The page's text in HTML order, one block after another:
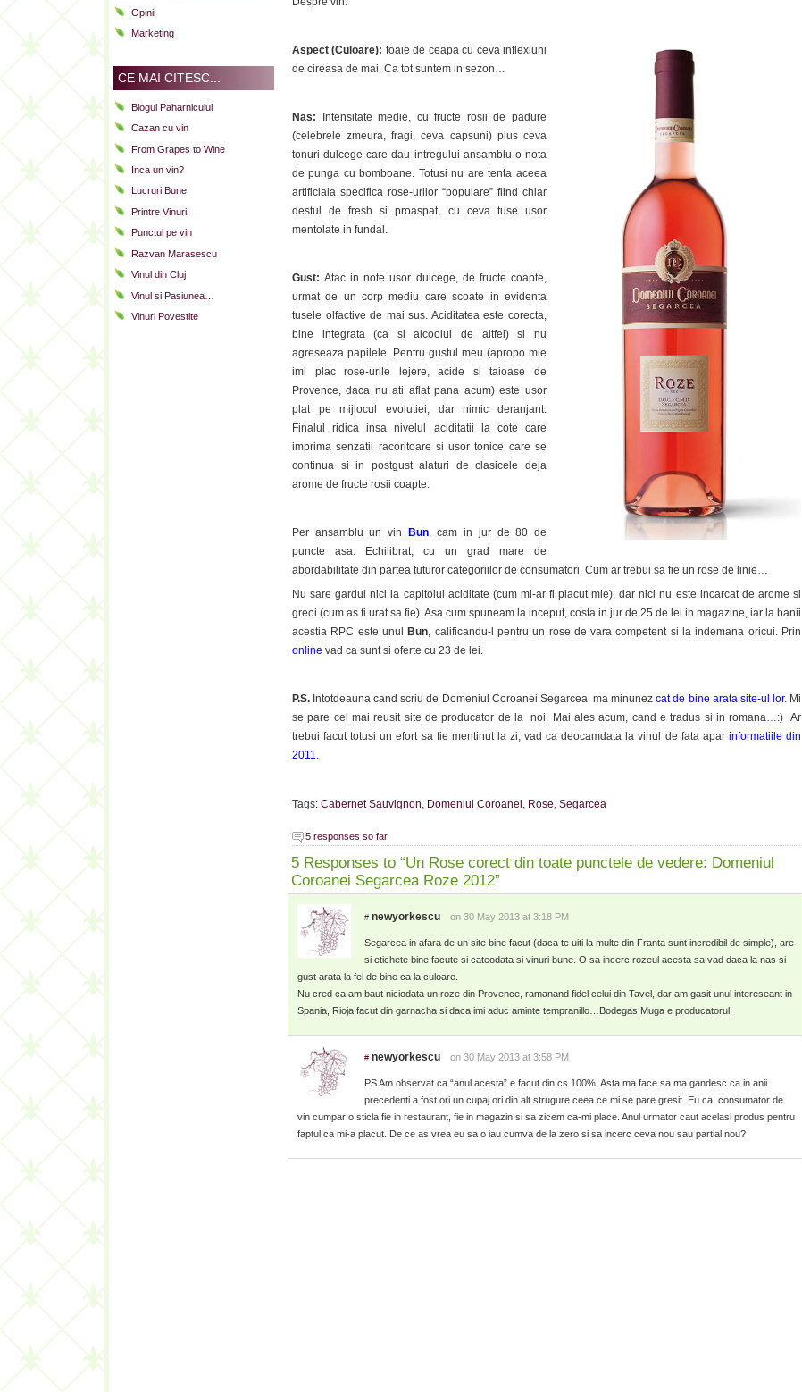
Opinii
Marketing
CE MAI CITESC...
Blogul Paharnicului
Cazan cu vin
From Grapes to Wine
Inca un vin?
Lucruri Bune
Printre Vinuri
Punctul pe vin
Razvan Marasescu
Vinul din Cluj
Vinul si Pasiunea…
Vinuri Povestite
Aspect (Culoare): foaie de ceapa cu ceva inflexiuni
de cireasa de mai. Ca tot suntem in sezon…
Nas:
Intensitate medie, cu fructe rosii de padure
(celebrele zmeura, fragi, ceva capsuni) plus ceva
tonuri dulcege care dau intregului ansamblu o nota
de punga cu bomboane. Totusi nu are tenta aceea
artificiala specifica rose-urilor “populare” fiind chiar
destul de fresh si proaspat, cu ceva tuse usor
mentolate in fundal.
Gust:Atac in note usor dulcege, de fructe coapte,
urmat de un corp mediu care scoate in evidenta
tusele olfactive de mai sus. Aciditatea este corecta,
bine integrata (ca si alcoolul de altfel) si nu
agreseaza papilele. Pentru gustul meu (apropo mie
imi plac rose-urile lejere, acide si taioase de
Provence, daca nu ati aflat pana acum) este usor
plat pe mijlocul evolutiei, dar nimic deranjant.
Finalul ridica insa nivelul aciditatii la cote care
imprima senzatii racoritoare si usor tonice care se
continua si in postgust alaturi de clasicele deja
arome de fructe rosii coapte.
Per ansamblu un vin Bun, cam in jur de 80 de
puncte asa. Echilibrat, cu un grad mare de
abordabilitate din partea tuturor categoriilor de consumatori. Cum ar trebui sa fie un rose de linie…
Nu sare gardul nici la capitolul aciditate (cum mi-ar fi placut mie), dar nici nu este incarcat de arome si
greoi (cum as fi urat sa fie). Asa cum spuneam la inceput, costa in jur de 25 de lei in magazine, iar la banii
acestia RPC este unul
Bun, calificandu-l pentru un rose de vara competent si la indemana oricui. Prin
online vad ca sunt si oferte cu 23 de lei.
P.S. Intotdeauna cand scriu de Domeniul Coroanei Segarcea ma minunezcat de bine arata site-ul lor. Mi
se pare cel mai reusit site de producator de la noi. Mai ales acum, cand e tradus si in romana…:) Ar
trebui facut totusi un efort sa fie mentinut la zi; vad ca deocamdata la vinul de fata apar informatiile din
2011.
Tags: Cabernet Sauvignon Domeniul Coroanei Rose Segarcea
5 responses so far
5 Responses to “Un Rose corect din toate punctele de vedere: Domeniul
Coroanei Segarcea Roze 2012”
# newyorkescu on 30 May 2013 at 3:18 PM
Segarcea in afara de un site bine facut (daca te uiti la multe din Franta sunt incredibil de simple), are
si etichete bine facute si cateodata si vinuri bune. O sa incerc rozeul acesta sa vad daca la nas si
gust arata la fel de bine ca la culoare.
Nu cred ca am baut niciodata un roze din Provence, ramanand fidel celui din Tavel, dar am gasit unul intereseant in
Spania, Rioja facut din garnacha si daca imi aduc aminte tempranillo…Bodegas Muga e producatorul.
# newyorkescu on 30 May 2013 at 3:58 PM
PS Am observat ca “anul acesta” e facut din cs 100%. Asta ma face sa ma gandesc ca in anii
precedenti a fost ori un cupaj ori din alt strugure ceea ce mi se pare gresit. Eu ca, consumator de
vin cumpar o sticla fie in restaurant, fie in magazin si sa zicem ca-mi place. Anul urmator caut acelasi produs pentru
faptul ca mi-a placut. De ce as vrea eu sa o iau cumva de la zero si sa incerc ceva nou sau partial nou?